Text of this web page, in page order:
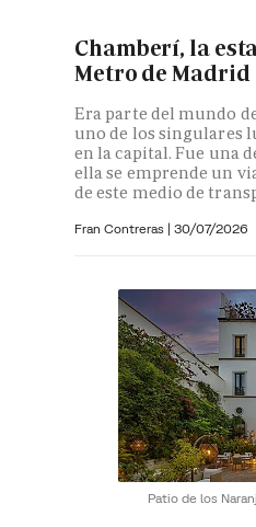
Chamberí, la
Metro de Madrid
Era parte del mundo
uno de los singulares
en la capital. Fue una
ella se emprende un
de este medio de
Fran Contreras | 30/07/2026
Patio de los